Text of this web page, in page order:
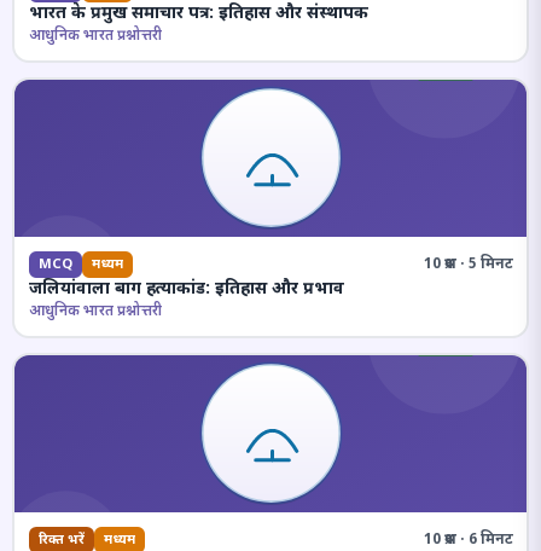
भारत के प्रमुख समाचार पत्र: इतिहास और संस्थापक
आधुनिक भारत प्रश्नोत्तरी
MCQ मध्यम 10 प्रश्न · 5 मिनट
जलियांवाला बाग हत्याकांड: इतिहास और प्रभाव
आधुनिक भारत प्रश्नोत्तरी
रिक्त भरें मध्यम 10 प्रश्न · 6 मिनट